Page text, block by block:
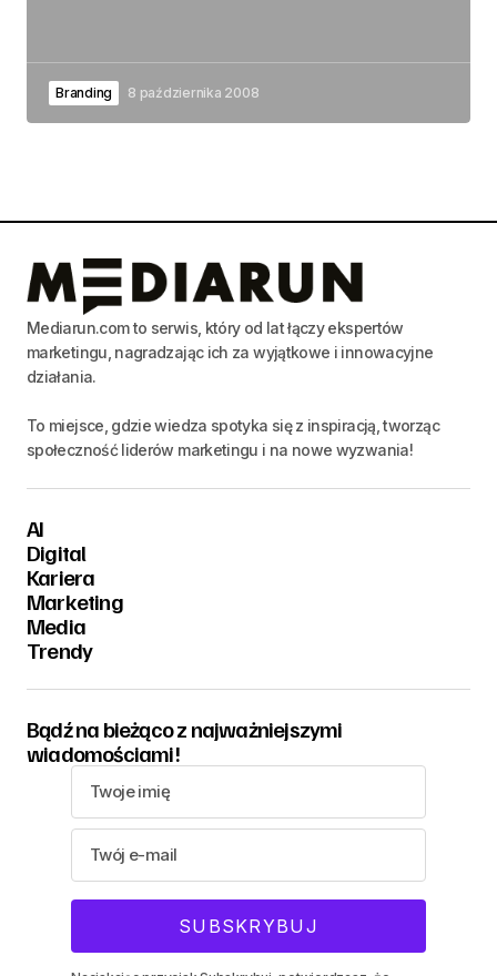
Branding 8 października 2008
Mediarun.com to serwis, który od lat łączy ekspertów
marketingu, nagradzając ich za wyjątkowe i innowacyjne
działania.
To miejsce, gdzie wiedza spotyka się z inspiracją, tworząc
społeczność liderów marketingu i na nowe wyzwania!
AI
Digital
Kariera
Marketing
Media
Trendy
Bądź na bieżąco z najważniejszymi
wiadomościami!